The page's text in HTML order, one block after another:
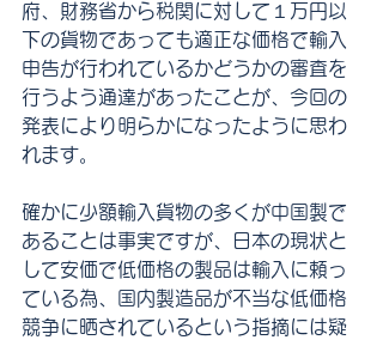
府、財務省から税関に対して１万円以
下の貨物であっても適正な価格で輸入
申告が行われているかどうかの審査を
行うよう通達があったことが、今回の
発表により明らかになったように思わ
れます。
確かに少額輸入貨物の多くが中国製で
あることは事実ですが、日本の現状と
して安価で低価格の製品は輸入に頼っ
ている為、国内製造品が不当な低価格
競争に晒されているという指摘には疑